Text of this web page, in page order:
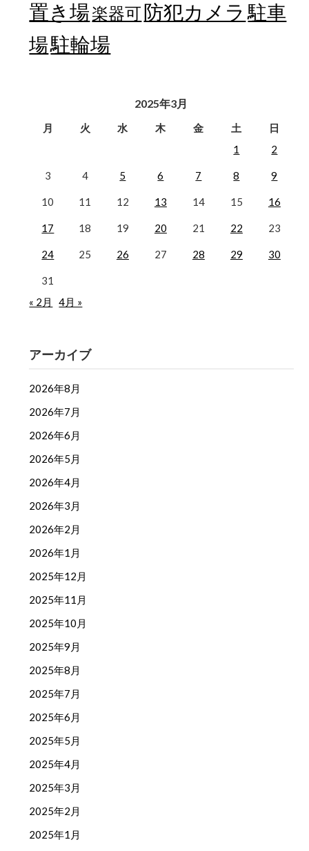
置き場楽器可防犯カメラ 駐車
場駐輪場
2025年3月
月 火 水 木 金 土
日
1
2
3 4 5 6 7 8 9
10 11 12 13 14 15 16
17 18 19 20 21 22 23
24 25 26 27 28 29 30
31
« 2月
4月 »
アーカイブ
2026年8月
2026年7月
2026年6月
2026年5月
2026年4月
2026年3月
2026年2月
2026年1月
2025年12月
2025年11月
2025年10月
2025年9月
2025年8月
2025年7月
2025年6月
2025年5月
2025年4月
2025年3月
2025年2月
2025年1月